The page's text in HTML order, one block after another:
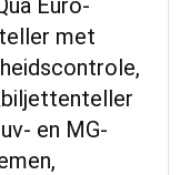
Euro-
met
en MG-